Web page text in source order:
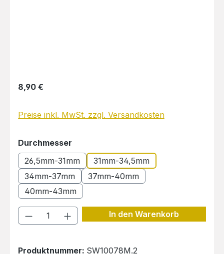
Regulärer Preis:
8,90 €
Preise inkl. MwSt. zzgl. Versandkosten
Durchmesser
26,5mm-31mm
31mm-34,5mm
34mm-37mm
37mm-40mm
40mm-43mm
Produkt Anzahl: Gib den
In den Warenkorb
Produktnummer: SW10078M.2